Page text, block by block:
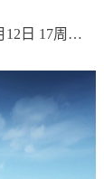
MyComm匠心17载，心系客户，携手未来--12月12日 17周年庆